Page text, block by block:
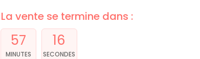
vente se termine dans :
57
MINUTES
16
SECONDES